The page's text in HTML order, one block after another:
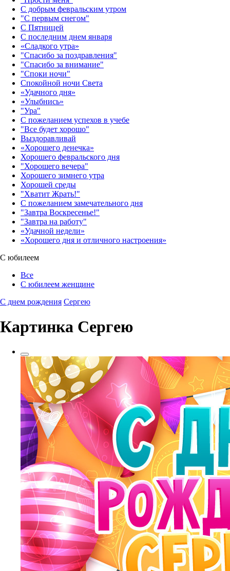
С добрым февральским утром
"С первым снегом"
С Пятницей
С последним днем января
«Сладкого утра»‎
"Спасибо за поздравления"
"Спасибо за внимание"
"Споки ночи"
Спокойной ночи Света
«Удачного дня»‎
«Улыбнись»‎
"Ура"
С пожеланием успехов в учебе
"Все будет хорошо"
Выздоравливай
«‎Хорошего денечка»‎
Хорошего февральского дня
"Хорошего вечера"
Хорошего зимнего утра
Хорошей среды
"Хватит Жрать!"
С пожеланием замечательного дня
"Завтра Воскресенье!"
"Завтра на работу"
«Удачной недели»‎
«Хорошего дня и отличного настроения»‎
С юбилеем
Все
С юбилеем женщине
С днем рождения Сергею
Картинка Сергею